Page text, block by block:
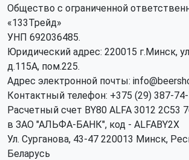
Общество с ограниченной
«133Трейд»
УНП 692036485​.
Юридический адрес: 220015 г.Минск,
д.115А, пом.225.
Адрес электронной почты:
Контактный телефон: +375 (29) 387-
Расчетный счет BY80 ALFA 3012 2C53
в ЗАО "АЛЬФА-БАНК", код - ALFABY2X
Ул. Сурганова, 43-47 220013 Минск,
Беларусь